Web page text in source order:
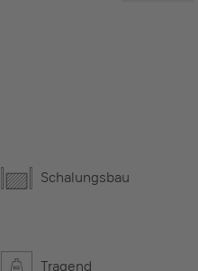
Schalungsbau
Tragend